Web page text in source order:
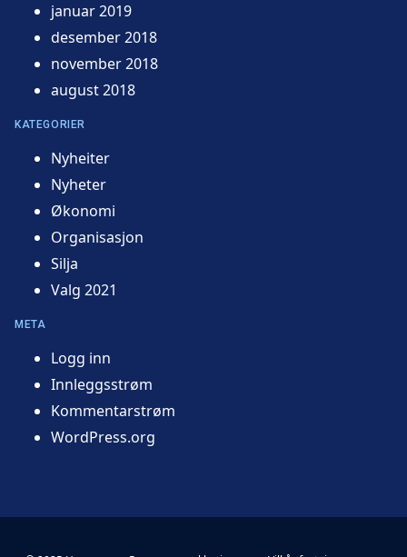
januar 2019
desember 2018
november 2018
august 2018
KATEGORIER
Nyheiter
Nyheter
Økonomi
Organisasjon
Silja
Valg 2021
META
Logg inn
Innleggsstrøm
Kommentarstrøm
WordPress.org